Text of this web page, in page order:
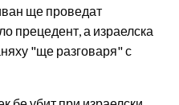
ще проведат
прецедент, а израелска
"ще разговаря" с